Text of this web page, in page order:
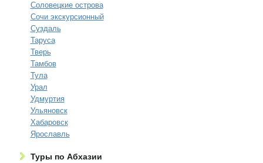
Соловецкие острова
Сочи экскурсионный
Суздаль
Таруса
Тверь
Тамбов
Тула
Урал
Удмуртия
Ульяновск
Хабаровск
Ярославль
Туры по Абхазии